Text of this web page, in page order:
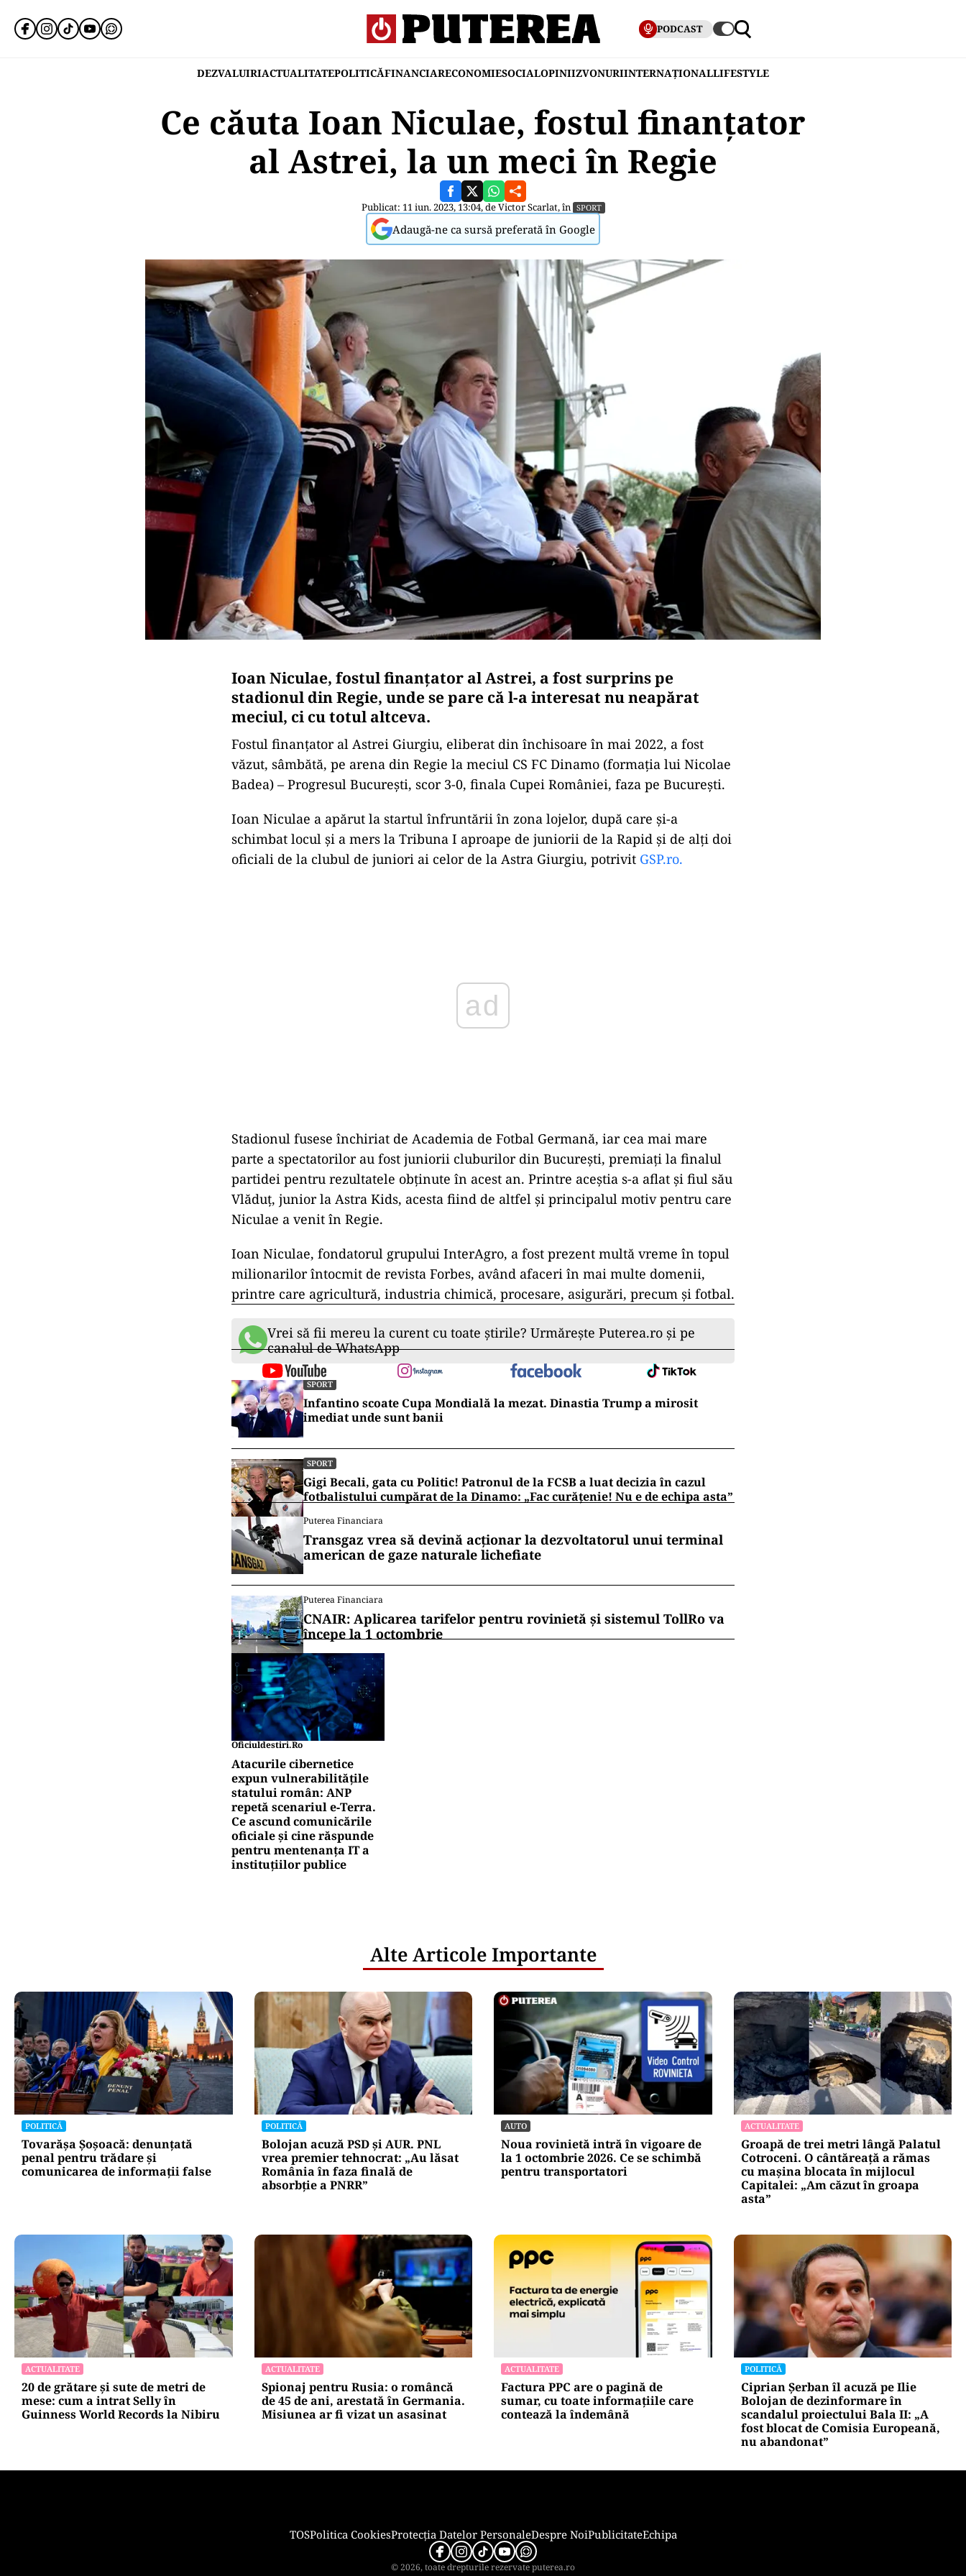
PODCAST
DEZVALUIRIACTUALITATEPOLITICĂFINANCIARECONOMIESOCIALOPINIIZVONURIINTERNAȚIONALLIFESTYLE
Ce căuta Ioan Niculae, fostul finanțator
al Astrei, la un meci în Regie
Publicat: 11 iun. 2023, 13:04, deVictor Scarlat, în SPORT
Adaugă-ne ca sursă preferată în Google
Ioan Niculae, fostul finanțator al Astrei, a fost surprins pe
stadionul din Regie, unde se pare că l-a interesat nu neapărat
meciul, ci cu totul altceva.
Fostul finanțator al Astrei Giurgiu, eliberat din închisoare în mai 2022, a fost
văzut, sâmbătă, pe arena din Regie la meciul CS FC Dinamo (formația lui Nicolae
Badea) – Progresul București, scor 3-0, finala Cupei României, faza pe București.
Ioan Niculae a apărut la startul înfruntării în zona lojelor, după care și-a
schimbat locul și a mers la Tribuna I aproape de juniorii de la Rapid și de alți doi
oficiali de la clubul de juniori ai celor de la Astra Giurgiu, potrivit GSP.ro.
ad
Stadionul fusese închiriat de Academia de Fotbal Germană, iar cea mai mare
parte a spectatorilor au fost juniorii cluburilor din București, premiați la finalul
partidei pentru rezultatele obținute în acest an. Printre aceștia s-a aflat și fiul său
Vlăduț, junior la Astra Kids, acesta fiind de altfel și principalul motiv pentru care
Niculae a venit în Regie.
Ioan Niculae, fondatorul grupului InterAgro, a fost prezent multă vreme în topul
milionarilor întocmit de revista Forbes, având afaceri în mai multe domenii,
printre care agricultură, industria chimică, procesare, asigurări, precum și fotbal.
Vrei să fii mereu la curent cu toate știrile? Urmărește Puterea.ro și pe
canalul de WhatsApp
SPORT
Infantino scoate Cupa Mondială la mezat. Dinastia Trump a mirosit
imediat unde sunt banii
SPORT
Gigi Becali, gata cu Politic! Patronul de la FCSB a luat decizia în cazul
fotbalistului cumpărat de la Dinamo: „Fac curățenie! Nu e de echipa asta”
Puterea Financiara
Transgaz vrea să devină acționar la dezvoltatorul unui terminal
american de gaze naturale lichefiate
Puterea Financiara
CNAIR: Aplicarea tarifelor pentru rovinietă și sistemul TollRo va
începe la 1 octombrie
Oficiuldestiri.ro
Atacurile cibernetice
expun vulnerabilitățile
statului român: ANP
repetă scenariul e‑Terra.
Ce ascund comunicările
oficiale și cine răspunde
pentru mentenanța IT a
instituțiilor publice
Alte Articole Importante
POLITICĂ
Tovarășa Șoșoacă: denunțată
penal pentru trădare și
comunicarea de informații false
POLITICĂ
Bolojan acuză PSD și AUR. PNL
vrea premier tehnocrat: „Au lăsat
România în faza finală de
absorbţie a PNRR”
AUTO
Noua rovinietă intră în vigoare de
la 1 octombrie 2026. Ce se schimbă
pentru transportatori
ACTUALITATE
Groapă de trei metri lângă Palatul
Cotroceni. O cântăreață a rămas
cu mașina blocata în mijlocul
Capitalei: „Am căzut în groapa
asta”
ACTUALITATE
20 de grătare și sute de metri de
mese: cum a intrat Selly în
Guinness World Records la Nibiru
ACTUALITATE
Spionaj pentru Rusia: o româncă
de 45 de ani, arestată în Germania.
Misiunea ar fi vizat un asasinat
ACTUALITATE
Factura PPC are o pagină de
sumar, cu toate informațiile care
contează la îndemână
POLITICĂ
Ciprian Șerban îl acuză pe Ilie
Bolojan de dezinformare în
scandalul proiectului Bala II: „A
fost blocat de Comisia Europeană,
nu abandonat”
TOSPolitica CookiesProtecția Datelor PersonaleDespre NoiPublicitateEchipa
© 2026, toate drepturile rezervate puterea.ro